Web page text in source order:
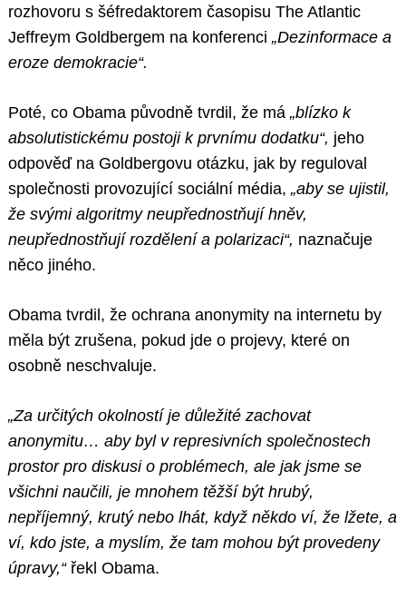
rozhovoru s šéfredaktorem časopisu The Atlantic
Jeffreym Goldbergem na konferenci „Dezinformace a
eroze demokracie“.
Poté, co Obama původně tvrdil, že má „blízko k
absolutistickému postoji k prvnímu dodatku“, jeho
odpověď na Goldbergovu otázku, jak by reguloval
společnosti provozující sociální média, „aby se ujistil,
že svými algoritmy neupřednostňují hněv,
neupřednostňují rozdělení a polarizaci“, naznačuje
něco jiného.
Obama tvrdil, že ochrana anonymity na internetu by
měla být zrušena, pokud jde o projevy, které on
osobně neschvaluje.
„Za určitých okolností je důležité zachovat
anonymitu… aby byl v represivních společnostech
prostor pro diskusi o problémech, ale jak jsme se
všichni naučili, je mnohem těžší být hrubý,
nepříjemný, krutý nebo lhát, když někdo ví, že lžete, a
ví, kdo jste, a myslím, že tam mohou být provedeny
úpravy,“ řekl Obama.